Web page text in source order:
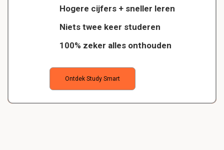
Hogere cijfers + sneller leren
Niets twee keer studeren
100% zeker alles onthouden
Ontdek Study Smart